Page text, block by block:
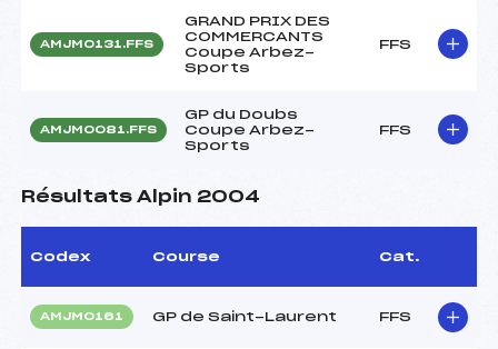
AMJM0131.FFS
GRAND PRIX DES
COMMERCANTS
Coupe Arbez-
Sports
FFS
AMJM0081.FFS
GP du Doubs
Coupe Arbez-
Sports
FFS
Résultats Alpin 2004
Codex Course Cat.
AMJM0161 GP de Saint-Laurent FFS